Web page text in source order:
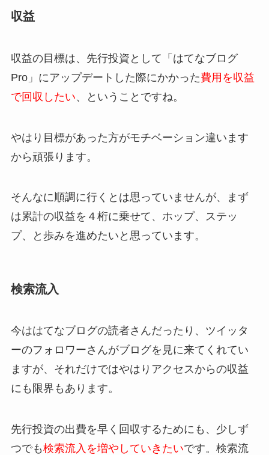
収益
収益の目標は、先行投資として「はてなブログ
Pro」にアップデートした際にかかった費用を収益
で回収したい、ということですね。
やはり目標があった方がモチベーション違います
から頑張ります。
そんなに順調に行くとは思っていませんが、まず
は累計の収益を４桁に乗せて、ホップ、ステッ
プ、と歩みを進めたいと思っています。
検索流入
今ははてなブログの読者さんだったり、ツイッタ
ーのフォロワーさんがブログを見に来てくれてい
ますが、それだけではやはりアクセスからの収益
にも限界もあります。
先行投資の出費を早く回収するためにも、少しず
つでも検索流入を増やしていきたいです。検索流